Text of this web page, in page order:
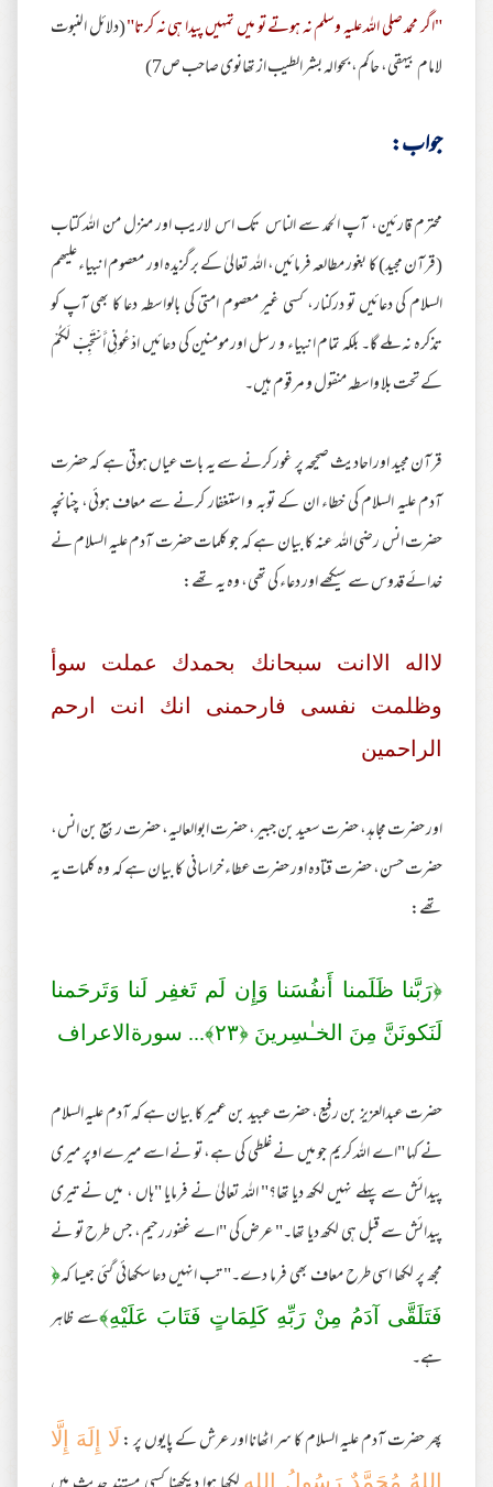
"اگر محمد صلی اللہ علیہ وسلم نہ ہوتے تو میں تمہیں پیدا ہی نہ کرتا"(دلائل النبوت
لامام بیہقی، حاکم، بحوالہ بشر الطیب از تھانوی صاحب ص7)
جواب:
محترم قارئین، آپ الحمد سے الناس تک اس لاریب اور منزل من اللہ کتاب
(قرآن مجید) کا بغور مطالعہ فرمائیں، اللہ تعالیٰ کے برگزیدہ اور معصوم انبیاء علیھم
السلام کی دعائیں تو درکنار، کسی غیر معصوم امتی کی بالواسطہ دعا کا بھی آپ کو
تذکرہ نہ ملے گا۔ بلکہ تمام انبیاء و رسل اور مومنین کی دعائیں ادْعُونِي أَسْتَجِبْ لَكُمْ
کے تحت بلا واسطہ منقول و مرقوم ہیں۔
قرآن مجید اور احادیث صحیحہ پر غور کرنے سے یہ بات عیاں ہوتی ہے کہ حضرت
آدم علیہ السلام کی خطاء ان کے توبہ و استغفار کرنے سے معاف ہوئی، چنانچہ
حضرت انس رضی اللہ عنہ کا بیان ہے کہ جو کلمات حضرت آدم علیہ السلام نے
خدائے قدوس سے سیکھے اور دعاء کی تھی، وہ یہ تھے:
لااله الاانت سبحانك بحمدك عملت سوأ
وظلمت نفسى فارحمنى انك انت ارحم
الراحمين
اور حضرت مجاہد، حضرت سعید بن جبیر، حضرت ابوالعالیہ، حضرت ربیع بن انس،
حضرت حسن، حضرت قتادہ اور حضرت عطاء خراسانی کا بیان ہے کہ وہ کلمات یہ
تھے:
﴿رَ‌بَّنا ظَلَمنا أَنفُسَنا وَإِن لَم تَغفِر‌ لَنا وَتَر‌حَمنا
لَنَكونَنَّ مِنَ الخـٰسِر‌ينَ ﴿٢٣﴾... سورةالاعراف
حضرت عبدالعزیز بن رفیع، حضرت عبید بن عمیر کا بیان ہے کہ آدم علیہ السلام
نے کہا "اے اللہ کریم جو میں نے غلطی کی ہے، تو نے اسے میرے اوپر میری
پیدائش سے پہلے نہیں لکھ دیا تھا؟" اللہ تعالیٰ نے فرمایا "ہاں ، میں نے تیری
پیدائش سے قبل ہی لکھ دیا تھا۔" عرض کی "اے غفور رحیم، جس طرح تو نے
مجھ پر لکھا اسی طرح معاف بھی فرما دے۔" تب انہیں دعا سکھائی گئی جیسا کہ﴿
فَتَلَقَّى آدَمُ مِنْ رَبِّهِ كَلِمَاتٍ فَتَابَ عَلَيْهِ﴾سے ظاہر
ہے۔
پھر حضرت آدم علیہ السلام کا سر اٹھانا اور عرش کے پایوں پر : لَا إِلَهَ إِلَّا
اللهُ مُحَمَّدٌ رَسُولُ اللهِ